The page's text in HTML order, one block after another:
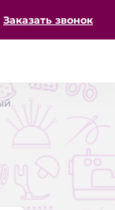
Заказать звонок